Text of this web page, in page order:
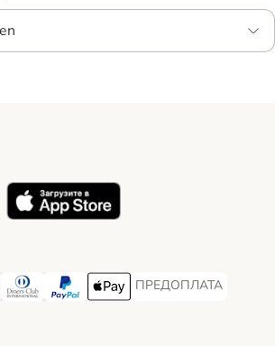
Method
Express Payment Method
Diners Club Payment Method
PayPal Payment Method
Apple Pay Payment Method
ПРЕДОПЛАТА
ПРЕДОПЛАТА